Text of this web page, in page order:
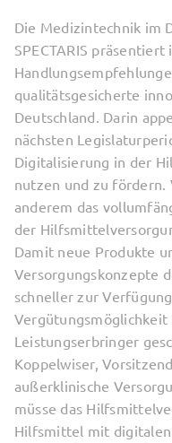
Die Medizintechnik im
SPECTARIS
qualitätsgesicherte
Deutschland. Darin
nächsten
Digitalisierung in der
nutzen und zu fördern.
anderem das
der
Damit neue Produkte
Versorgungskonzepte
schneller zur
Leistungserbringer
Koppelwiser,
außerklinische
müsse das
Hilfsmittel mit